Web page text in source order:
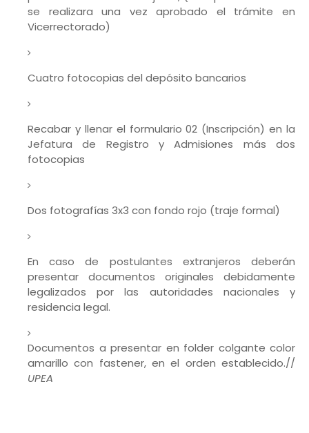
se realizara una vez aprobado el trámite en
Vicerrectorado)
Cuatro fotocopias del depósito bancarios
Recabar y llenar el formulario 02 (Inscripción) en la
Jefatura de Registro y Admisiones más dos
fotocopias
Dos fotografías 3x3 con fondo rojo (traje formal)
En caso de postulantes extranjeros deberán
presentar documentos originales debidamente
legalizados por las autoridades nacionales y
residencia legal.
Documentos a presentar en folder colgante color
amarillo con fastener, en el orden establecido.//
UPEA